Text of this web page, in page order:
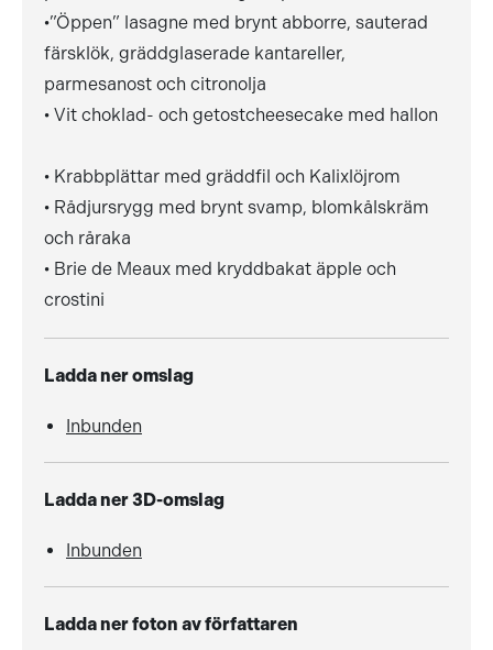
•”Öppen” lasagne med brynt abborre, sauterad
färsklök, gräddglaserade kantareller,
parmesanost och citronolja
• Vit choklad- och getostcheesecake med hallon
• Krabbplättar med gräddfil och Kalixlöjrom
• Rådjursrygg med brynt svamp, blomkålskräm
och råraka
• Brie de Meaux med kryddbakat äpple och
crostini
Ladda ner omslag
Inbunden
Ladda ner 3D-omslag
Inbunden
Ladda ner foton av författaren